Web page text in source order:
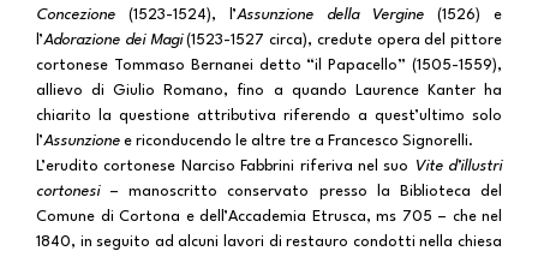
Concezione (1523-1524), l’Assunzione della Vergine(1526) e
l’Adorazione dei Magi(1523-1527 circa), credute opera del pittore
cortonese Tommaso Bernanei detto “il Papacello” (1505-1559),
allievo di Giulio Romano, fino a quando Laurence Kanter ha
chiarito la questione attributiva riferendo a quest’ultimo solo
l’Assunzione e riconducendo le altre tre a Francesco Signorelli.
L’erudito cortonese Narciso Fabbrini riferiva nel suo
Vite d’illustri
cortonesi– manoscritto conservato presso la Biblioteca del
Comune di Cortona e dell’Accademia Etrusca, ms 705 – che nel
1840, in seguito ad alcuni lavori di restauro condotti nella chiesa